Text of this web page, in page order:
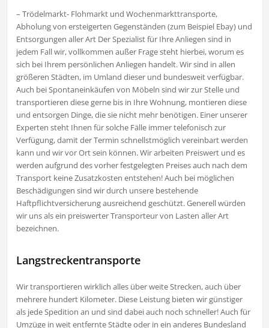
– Trödelmarkt- Flohmarkt und Wochenmarkttransporte,
Abholung von ersteigerten Gegenständen (zum Beispiel Ebay) und
Entsorgungen aller Art Der Spezialist für Ihre Anliegen sind in
jedem Fall wir, vollkommen außer Frage steht hierbei, worum es
sich bei Ihrem persönlichen Anliegen handelt. Wir sind in allen
größeren Städten, im Umland dieser und bundesweit verfügbar.
Auch bei Spontaneinkäufen von Möbeln sind wir zur Stelle und
transportieren diese gerne bis in Ihre Wohnung, montieren diese
und entsorgen Dinge, die sie nicht mehr benötigen. Einer unserer
Experten steht Ihnen für solche Fälle immer telefonisch zur
Verfügung, damit der Termin schnellstmöglich vereinbart werden
kann und wir vor Ort sein können. Wir arbeiten Preiswert und es
werden aufgrund des vorher festgelegten Preises auch nach dem
Transport keine Zusatzkosten entstehen! Auch bei möglichen
Beschädigungen sind wir durch unsere bestehende
Haftpflichtversicherung ausreichend geschützt. Generell würden
wir uns als ein preiswerter Transporteur von Lasten aller Art
bezeichnen.
Langstreckentransporte
Wir transportieren wirklich alles über weite Strecken, auch über
mehrere hundert Kilometer. Diese Leistung bieten wir günstiger
als jede Spedition an und sind dabei auch noch schneller! Auch für
Umzüge in weit entfernte Städte oder in ein anderes Bundesland